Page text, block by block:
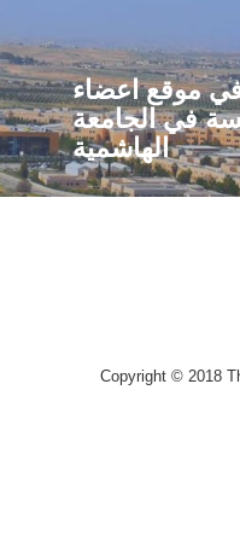
في موقع اعضاء
في الجامعة
الهاشمية
Copyright © 2018